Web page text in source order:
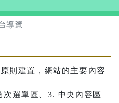
導覽
則建置，網站的主要內容
選單區、3. 中央內容區